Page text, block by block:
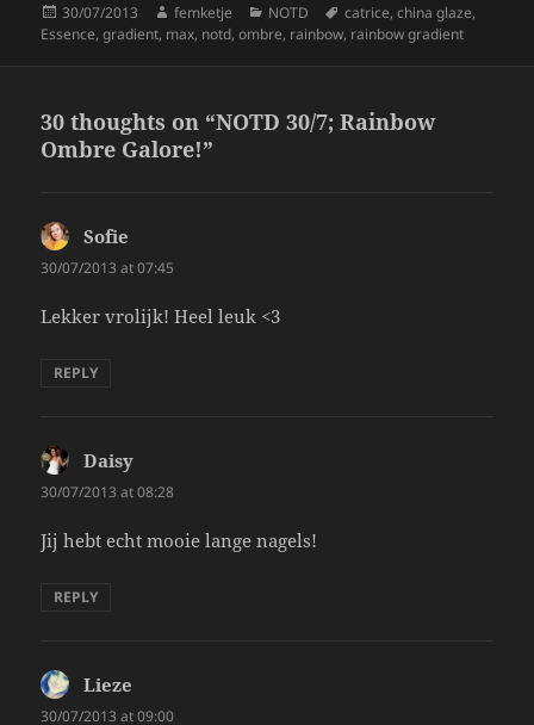
Posted
on
30/07/2013 Author
femketje Categories
NOTD Tags
catrice,china glaze,
Essence,gradient, max, notd,ombre, rainbow, rainbow gradient
30 thoughts on “NOTD 30/7; Rainbow
Ombre Galore!”
Sofie
30/07/2013 at 07:45
Lekker vrolijk! Heel leuk <3
REPLY
Daisy
30/07/2013 at 08:28
Jij hebt echt mooie lange nagels!
REPLY
Lieze
30/07/2013 at 09:00